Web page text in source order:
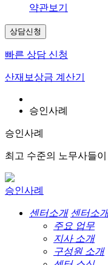
약관보기
상담신청
빠른 상담 신청
산재보상금 계산기
승인사례
승인사례
최고 수준의 노무사들
승인사례
센터소개 센터소
주요 업무
지사 소개
구성원 소개